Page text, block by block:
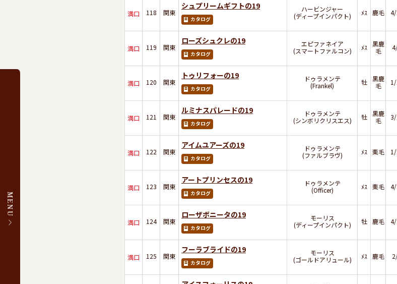
MENU
満口 118 関東
シュプリームギフトの19
カタログ
ハービンジャー
(ディープインパクト)
ﾒｽ 鹿毛
満口 119 関東
ローズシュクレの19
カタログ
エピファネイア
(スマートファルコン)
ﾒｽ
黒鹿
毛
満口 120 関東
トゥリフォーの19
カタログ
ドゥラメンテ
(Frankel)
牡
黒鹿
毛
満口 121 関東
ルミナスパレードの19
カタログ
ドゥラメンテ
(シンボリクリスエス)
牡
黒鹿
毛
満口 122 関東
アイムユアーズの19
カタログ
ドゥラメンテ
(ファルブラヴ)
ﾒｽ 栗毛
満口 123 関東
アートプリンセスの19
カタログ
ドゥラメンテ
(Officer)
ﾒｽ 栗毛
満口 124 関東
ローザボニータの19
カタログ
モーリス
(ディープインパクト)
牡 鹿毛
満口 125 関東
フーラブライドの19
カタログ
モーリス
(ゴールドアリュール)
ﾒｽ 鹿毛